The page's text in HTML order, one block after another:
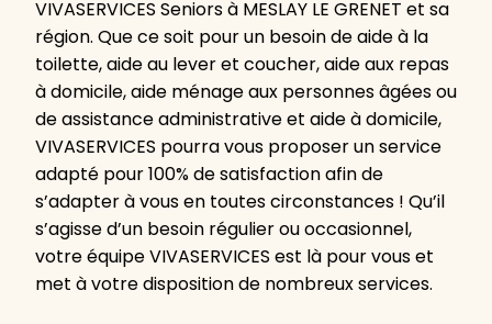
VIVASERVICES Seniors à MESLAY LE GRENET et sa
région. Que ce soit pour un besoin de aide à la
toilette, aide au lever et coucher, aide aux repas
à domicile, aide ménage aux personnes âgées ou
de assistance administrative et aide à domicile,
VIVASERVICES pourra vous proposer un service
adapté pour 100% de satisfaction afin de
s’adapter à vous en toutes circonstances ! Qu’il
s’agisse d’un besoin régulier ou occasionnel,
votre équipe VIVASERVICES est là pour vous et
met à votre disposition de nombreux services.